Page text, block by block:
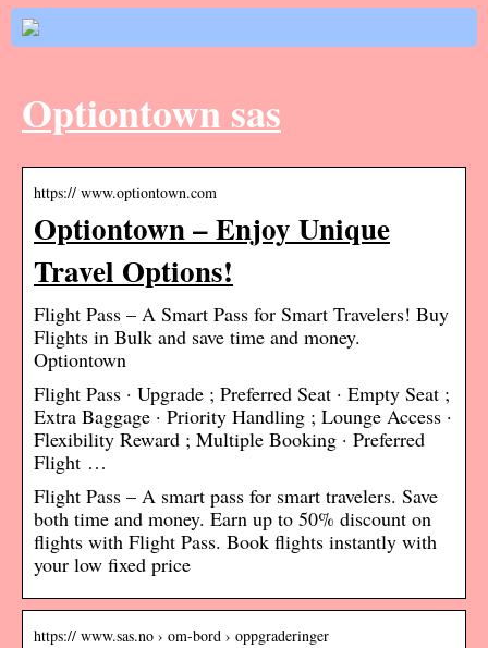
Optiontown sas
https:// www.optiontown.com
Optiontown – Enjoy Unique
Travel Options!
Flight Pass – A Smart Pass for Smart Travelers! Buy
Flights in Bulk and save time and money.
Optiontown
Flight Pass · Upgrade ; Preferred Seat · Empty Seat ;
Extra Baggage · Priority Handling ; Lounge Access ·
Flexibility Reward ; Multiple Booking · Preferred
Flight …
Flight Pass – A smart pass for smart travelers. Save
both time and money. Earn up to 50% discount on
flights with Flight Pass. Book flights instantly with
your low fixed price
https:// www.sas.no › om-bord › oppgraderinger